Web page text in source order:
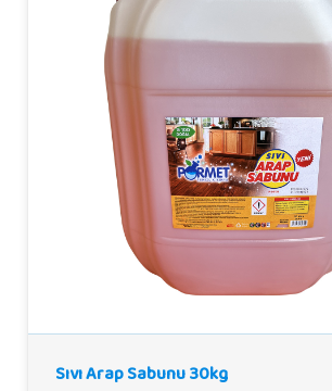
Sıvı Arap Sabunu 30kg